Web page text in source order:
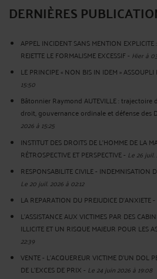
DERNIÈRES
APPEL INCIDENT SANS MENTION EXPLICITE
REJETTE LE FORMALISME EXCESSIF- Hier à
LE PRINCIPE « NON BIS IN IDEM » ASSOUPLI
15:50
Bâtonnier Raymond AUTEVILLE :
droit, gouvernance ordinale et défense des
2026 à 15:25
INSTITUT DES DROITS DE L'HOMME DE LA
RÉTROSPECTIVE ET PERSPECTIVE- Le 26
RESPONSABILITE CIVILE - INDEMNISATION
Le 20 juil. 2026 à 02:12
LA REPARATION DU PREJUDICE D’ANXIETE-
L'ASSISTANCE AUX VICTIMES PAR DES
ILLICITE ET UN RISQUE MAJEUR POUR LES
22:39
VENTE - L'ACQUEREUR VICTIME D'UN DOL
DE L'EXCES DE PRIX- Le 24 juin 2026 à 19:08